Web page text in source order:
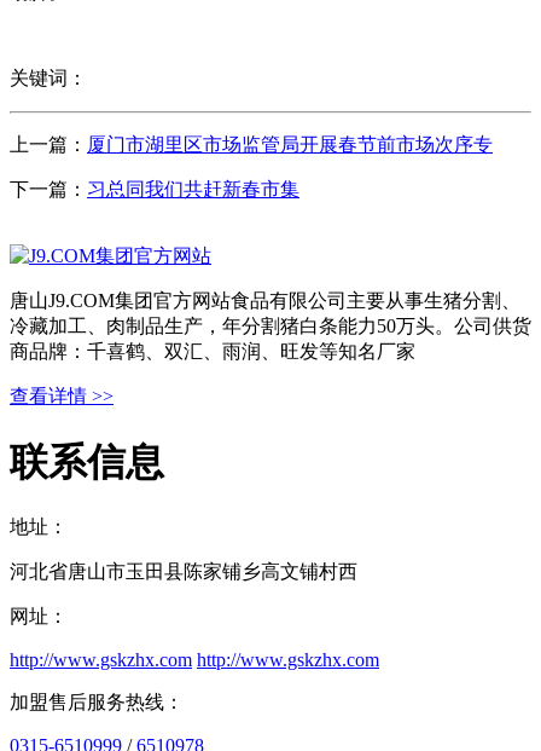
关键词：
上一篇： 厦门市湖里区市场监管局开展春节前市场次序专
下一篇： 习总同我们共赶新春市集
唐山J9.COM集团官方网站食品有限公司主要从事生猪分割、
冷藏加工、肉制品生产，年分割猪白条能力50万头。公司供货
商品牌：千喜鹤、双汇、雨润、旺发等知名厂家
查看详情 >>
联系信息
地址：
河北省唐山市玉田县陈家铺乡高文铺村西
网址：
http://www.gskzhx.com http://www.gskzhx.com
加盟售后服务热线：
0315-6510999 /6510978